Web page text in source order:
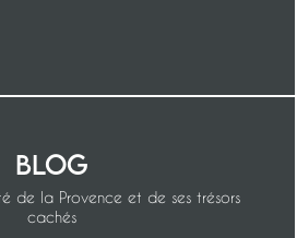
Blog
de la Provence et de ses trésors
cachés